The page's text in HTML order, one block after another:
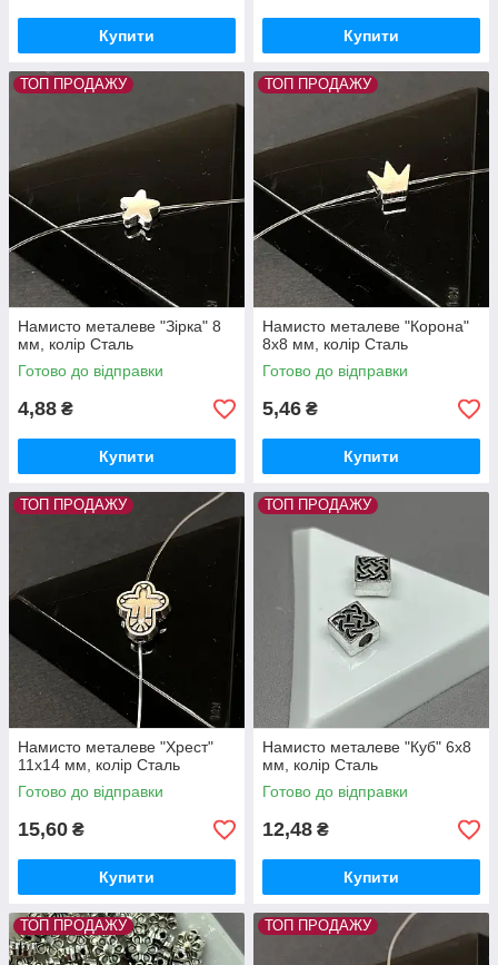
Купити Купити
ТОП ПРОДАЖУ
Намисто металеве "Зірка" 8
мм, колір Сталь
Готово до відправки
4,88 ₴
Купити
ТОП ПРОДАЖУ
Намисто металеве "Корона"
8х8 мм, колір Сталь
Готово до відправки
5,46 ₴
Купити
ТОП ПРОДАЖУ
Намисто металеве "Хрест"
11х14 мм, колір Сталь
Готово до відправки
15,60 ₴
Купити
ТОП ПРОДАЖУ
Намисто металеве "Куб" 6х8
мм, колір Сталь
Готово до відправки
12,48 ₴
Купити
ТОП ПРОДАЖУ ТОП ПРОДАЖУ